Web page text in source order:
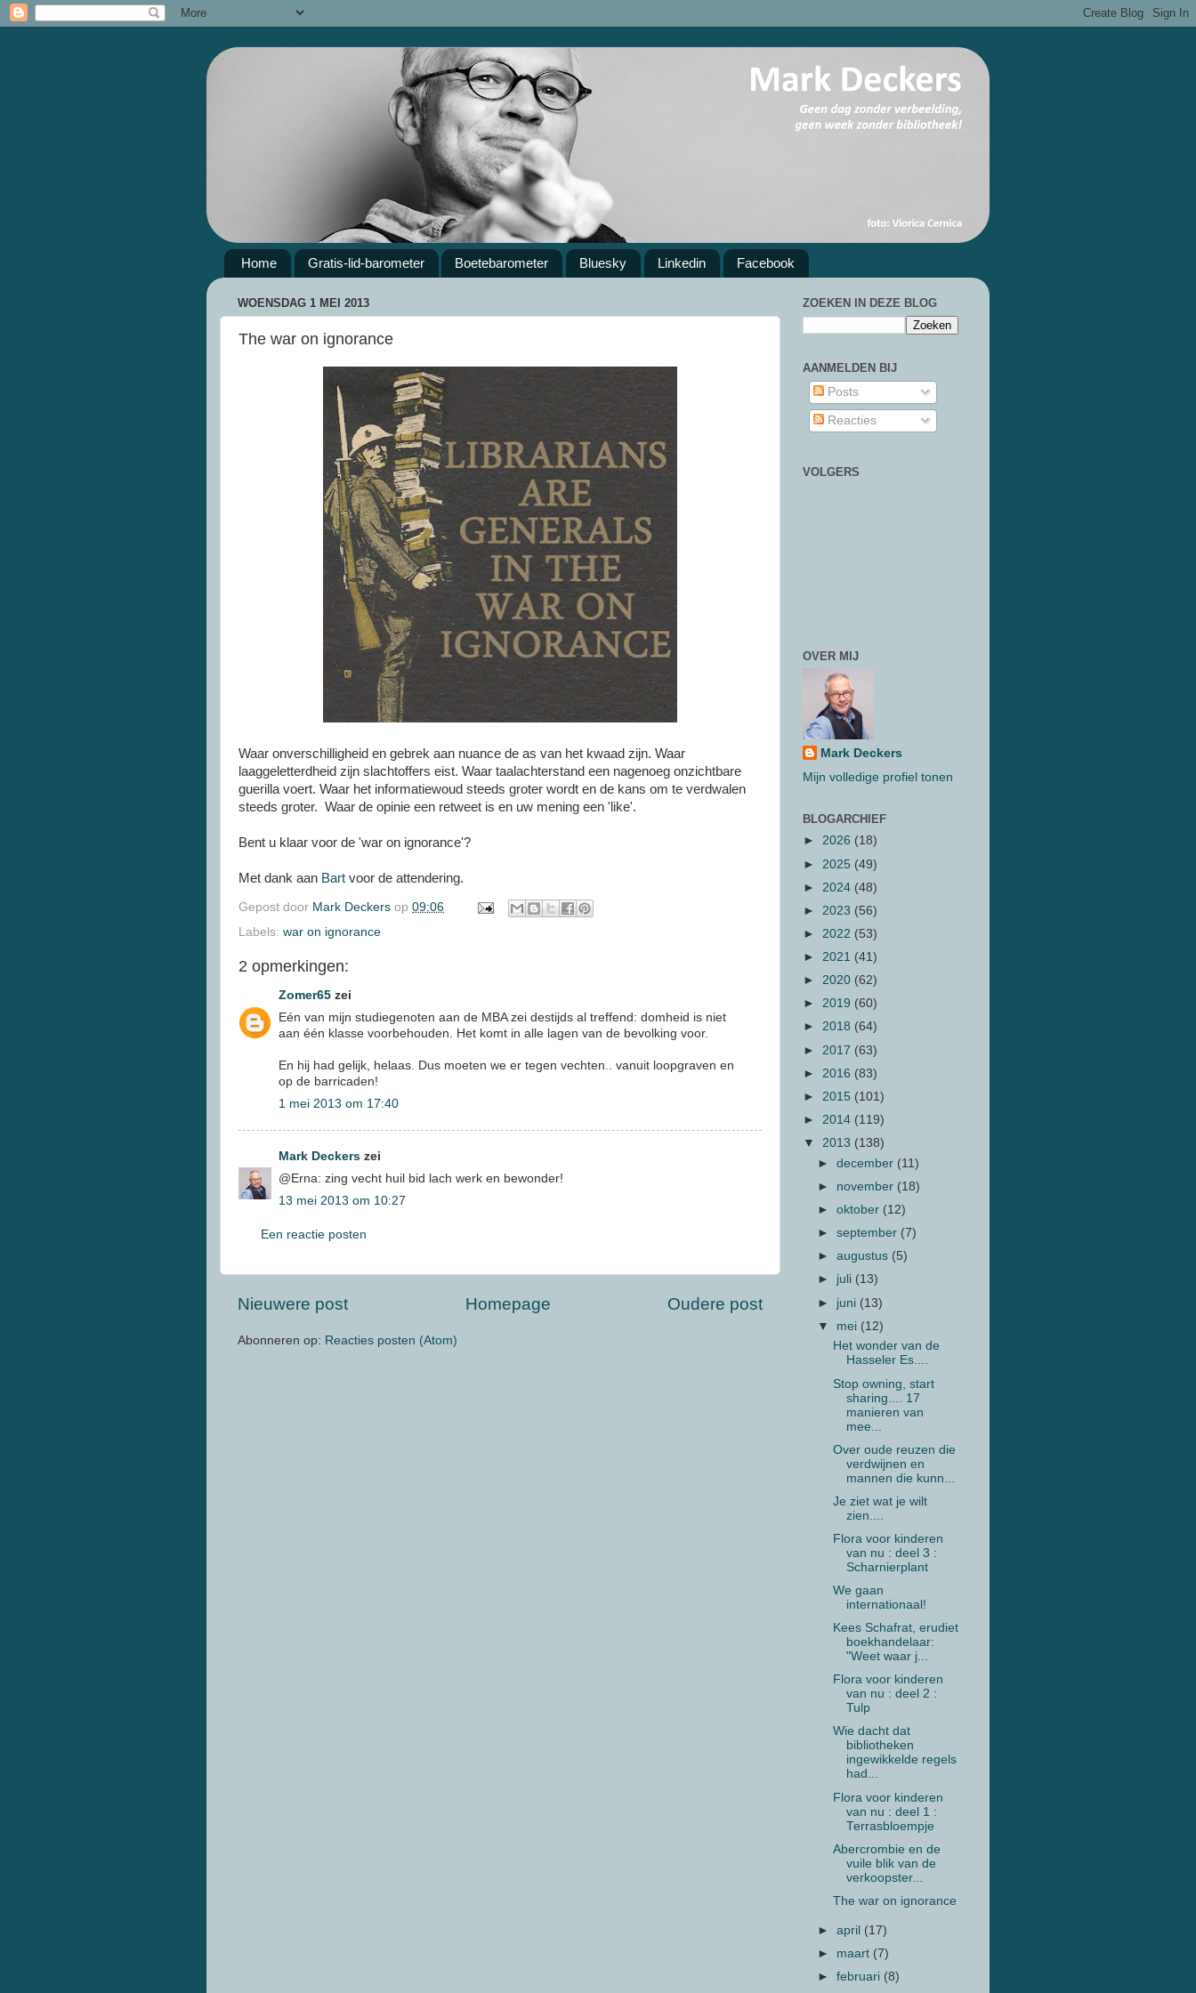
Home Gratis-lid-barometer Boetebarometer Bluesky Linkedin Facebook
WOENSDAG 1 MEI 2013
The war on ignorance
Waar onverschilligheid en gebrek aan nuance de as van het kwaad zijn. Waar
laaggeletterdheid zijn slachtoffers eist. Waar taalachterstand een nagenoeg onzichtbare
guerilla voert. Waar het informatiewoud steeds groter wordt en de kans om te verdwalen
steeds groter. Waar de opinie een retweet is en uw mening een 'like'.
Bent u klaar voor de 'war on ignorance'?
Met dank aan Bart voor de attendering.
Gepost door Mark Deckers op 09:06
Labels: war on ignorance
2 opmerkingen:
Zomer65 zei
Eén van mijn studiegenoten aan de MBA zei destijds al treffend: domheid is niet
aan één klasse voorbehouden. Het komt in alle lagen van de bevolking voor.
En hij had gelijk, helaas. Dus moeten we er tegen vechten.. vanuit loopgraven en
op de barricaden!
1 mei 2013 om 17:40
Mark Deckers zei
@Erna: zing vecht huil bid lach werk en bewonder!
13 mei 2013 om 10:27
Een reactie posten
Nieuwere post Oudere post
Homepage
Abonneren op: Reacties posten (Atom)
ZOEKEN IN DEZE BLOG
AANMELDEN BIJ
Posts
Reacties
VOLGERS
OVER MIJ
Mark Deckers
Mijn volledige profiel tonen
BLOGARCHIEF
► 2026 (18)
► 2025 (49)
► 2024 (48)
► 2023 (56)
► 2022 (53)
► 2021 (41)
► 2020 (62)
► 2019 (60)
► 2018 (64)
► 2017 (63)
► 2016 (83)
► 2015 (101)
► 2014 (119)
▼ 2013 (138)
►december (11)
► november (18)
►oktober (12)
►september (7)
►augustus (5)
► juli (13)
► juni (13)
▼ mei (12)
Het wonder van de
Hasseler Es....
Stop owning, start
sharing.... 17
manieren van
mee...
Over oude reuzen die
verdwijnen en
mannen die kunn...
Je ziet wat je wilt
zien....
Flora voor kinderen
van nu : deel 3 :
Scharnierplant
We gaan
internationaal!
Kees Schafrat, erudiet
boekhandelaar:
"Weet waar j...
Flora voor kinderen
van nu : deel 2 :
Tulp
Wie dacht dat
bibliotheken
ingewikkelde regels
had...
Flora voor kinderen
van nu : deel 1 :
Terrasbloempje
Abercrombie en de
vuile blik van de
verkoopster...
The war on ignorance
►april (17)
► maart (7)
►februari (8)